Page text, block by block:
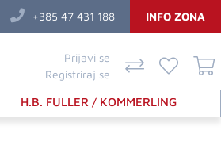
+385 47 431 188 INFO ZONA
Prijavi se
Registriraj se
H.B. FULLER / KOMMERLING